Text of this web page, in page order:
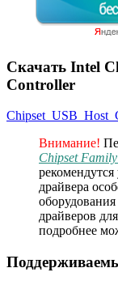
Скачать Intel
Controller
Внимание!
Chipset
драйвера
драйверов
подробнее